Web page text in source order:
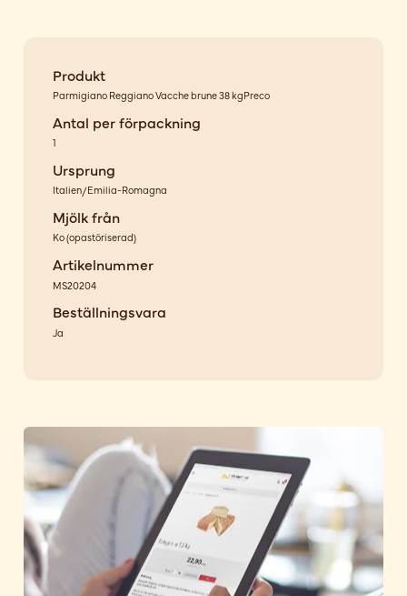
Produkt
Parmigiano Reggiano Vacche brune 38 kgPreco
Antal per förpackning
1
Ursprung
Italien/Emilia-Romagna
Mjölk från
Ko(opastöriserad)
Artikelnummer
MS20204
Beställningsvara
Ja